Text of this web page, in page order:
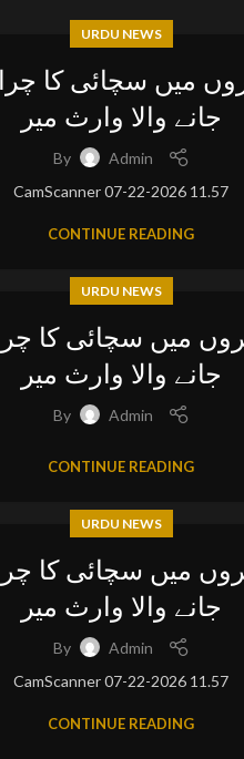
URDU NEWS
میں سچائی کا
جانے والا وارث میر
By
Admin
CamScanner 07-22-2026 11.57
CONTINUE READING
URDU NEWS
میں سچائی کا
جانے والا وارث میر
By Admin
CONTINUE READING
URDU NEWS
میں سچائی کا
جانے والا وارث میر
By
Admin
CamScanner 07-22-2026 11.57
CONTINUE READING